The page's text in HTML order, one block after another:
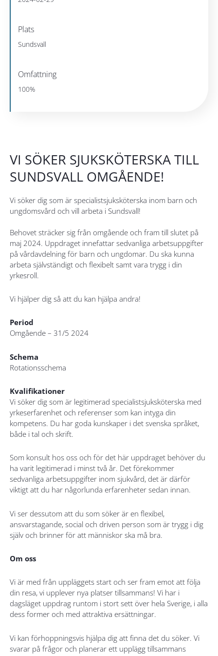
Plats
Sundsvall
Omfattning
100%
VI SÖKER SJUKSKÖTERSKA TILL
SUNDSVALL OMGÅENDE!
Vi söker dig som är specialistsjuksköterska inom barn och
ungdomsvård och vill arbeta i Sundsvall!
Behovet sträcker sig från omgående och fram till slutet på
maj 2024. Uppdraget innefattar sedvanliga arbetsuppgifter
på vårdavdelning för barn och ungdomar. Du ska kunna
arbeta självständigt och flexibelt samt vara trygg i din
yrkesroll.
Vi hjälper dig så att du kan hjälpa andra!
Period
Omgående – 31/5 2024
Schema
Rotationsschema
Kvalifikationer
Vi söker dig som är legitimerad specialistsjuksköterska med
yrkeserfarenhet och referenser som kan intyga din
kompetens. Du har goda kunskaper i det svenska språket,
både i tal och skrift.
Som konsult hos oss och för det här uppdraget behöver du
ha varit legitimerad i minst två år. Det förekommer
sedvanliga arbetsuppgifter inom sjukvård, det är därför
viktigt att du har någorlunda erfarenheter sedan innan.
Vi ser dessutom att du som söker är en flexibel,
ansvarstagande, social och driven person som är trygg i dig
själv och brinner för att människor ska må bra.
Om oss
Vi är med från uppläggets start och ser fram emot att följa
din resa, vi upplever nya platser tillsammans! Vi har i
dagsläget uppdrag runtom i stort sett över hela Sverige, i alla
dess former och med attraktiva ersättningar.
Vi kan förhoppningsvis hjälpa dig att finna det du söker. Vi
svarar på frågor och planerar ett upplägg tillsammans